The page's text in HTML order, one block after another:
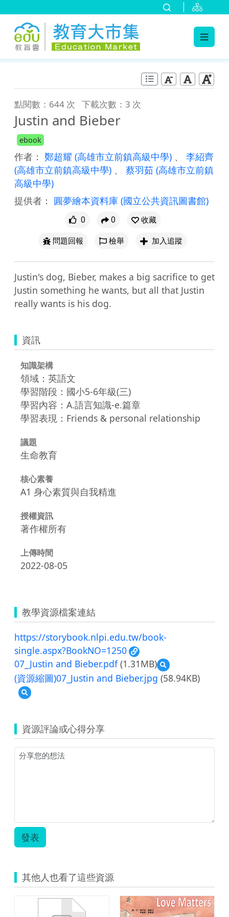
點閱數：644 次 下載次數：3 次
Justin and Bieber
ebook
作者： 鄭超耀 (高雄市立前鎮高級中學) 、 李紹齊
(高雄市立前鎮高級中學) 、 蔡羽茹 (高雄市立前鎮
高級中學)
提供者： 圓夢繪本資料庫 (國立公共資訊圖書館)
0 0
收藏
問題回報
檢舉 加入追蹤
Justin's dog, Bieber, makes a big sacrifice to get
Justin something he wants, but all that Justin
really wants is his dog.
資訊
知識架構
領域：英語文
學習階段：國小5-6年級(三)
學習內容：A.語言知識-e.篇章
學習表現：Friends & personal relationship
議題
生命教育
核心素養
A1 身心素質與自我精進
授權資訊
著作權所有
上傳時間
2022-08-05
教學資源檔案連結
https://storybook.nlpi.edu.tw/book-
single.aspx?BookNO=1250
07_Justin and Bieber.pdf(1.31MB)
預
覽
07_Justin
(資源縮圖)07_Justin and Bieber.jpg (58.94KB)
預
覽
縮
圖)07_Justin
and
Bieber.jpg
資源評論或心得分享
發表
其他人也看了這些資源